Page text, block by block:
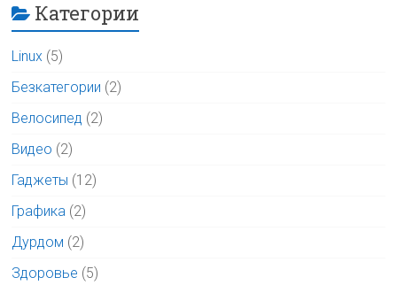
Категории
Linux (5)
Безкатегории (2)
Велосипед (2)
Видео (2)
Гаджеты (12)
Графика (2)
Дурдом (2)
Здоровье (5)